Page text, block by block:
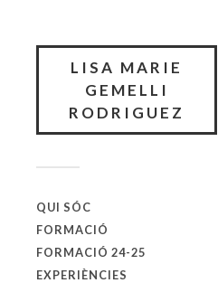
LISA MARIE
GEMELLI
RODRIGUEZ
QUI SÓC
FORMACIÓ
FORMACIÓ 24-25
EXPERIÈNCIES